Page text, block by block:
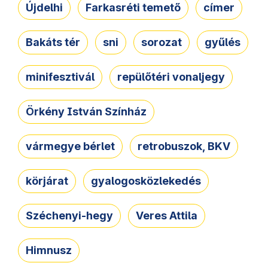
Újdelhi Farkasréti temető címer
Bakáts tér sni sorozat gyűlés
minifesztivál repülőtéri vonaljegy
Örkény István Színház
vármegye bérlet retrobuszok, BKV
körjárat gyalogosközlekedés
Széchenyi-hegy Veres Attila
Himnusz